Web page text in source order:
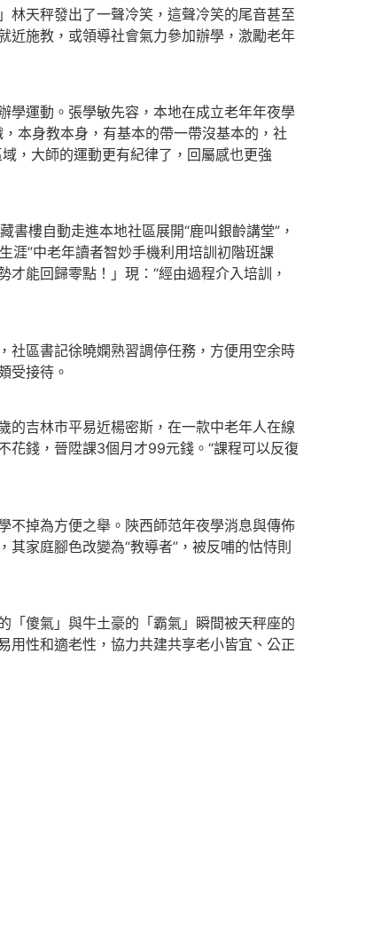
林天秤發出了一聲冷笑，這聲冷笑的尾音甚至
近施教，或領導社會氣力參加辦學，激勵老年
學運動。張學敏先容，本地在成立老年年夜學
本身教本身，有基本的帶一帶沒基本的，社
，大師的運動更有紀律了，回屬感也更強
書樓自動走進本地社區展開“鹿叫銀齡講堂”，
涯”中老年讀者智妙手機利用培訓初階班課
能回歸零點！」現：“經由過程介入培訓，
社區書記徐曉嫻熟習調停任務，方便用空余時
受接待。
的吉林市平易近楊密斯，在一款中老年人在線
花錢，晉陞課3個月才99元錢。“課程可以反復
不掉為方便之舉。陜西師范年夜學消息與傳佈
家庭腳色改變為“教導者”，被反哺的怙恃則
「傻氣」與牛土豪的「霸氣」瞬間被天秤座的
用性和適老性，協力共建共享老小皆宜、公正